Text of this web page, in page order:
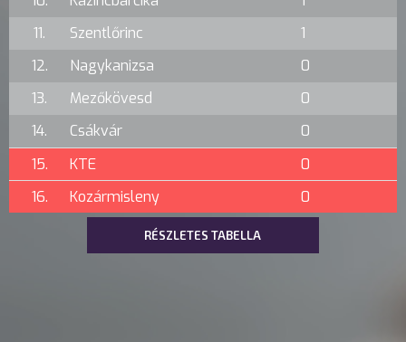
11.
Szentlőrinc
1
12.
Nagykanizsa
0
13.
Mezőkövesd
0
14.
Csákvár
0
15.
KTE
0
16.
Kozármisleny 0
RÉSZLETES TABELLA